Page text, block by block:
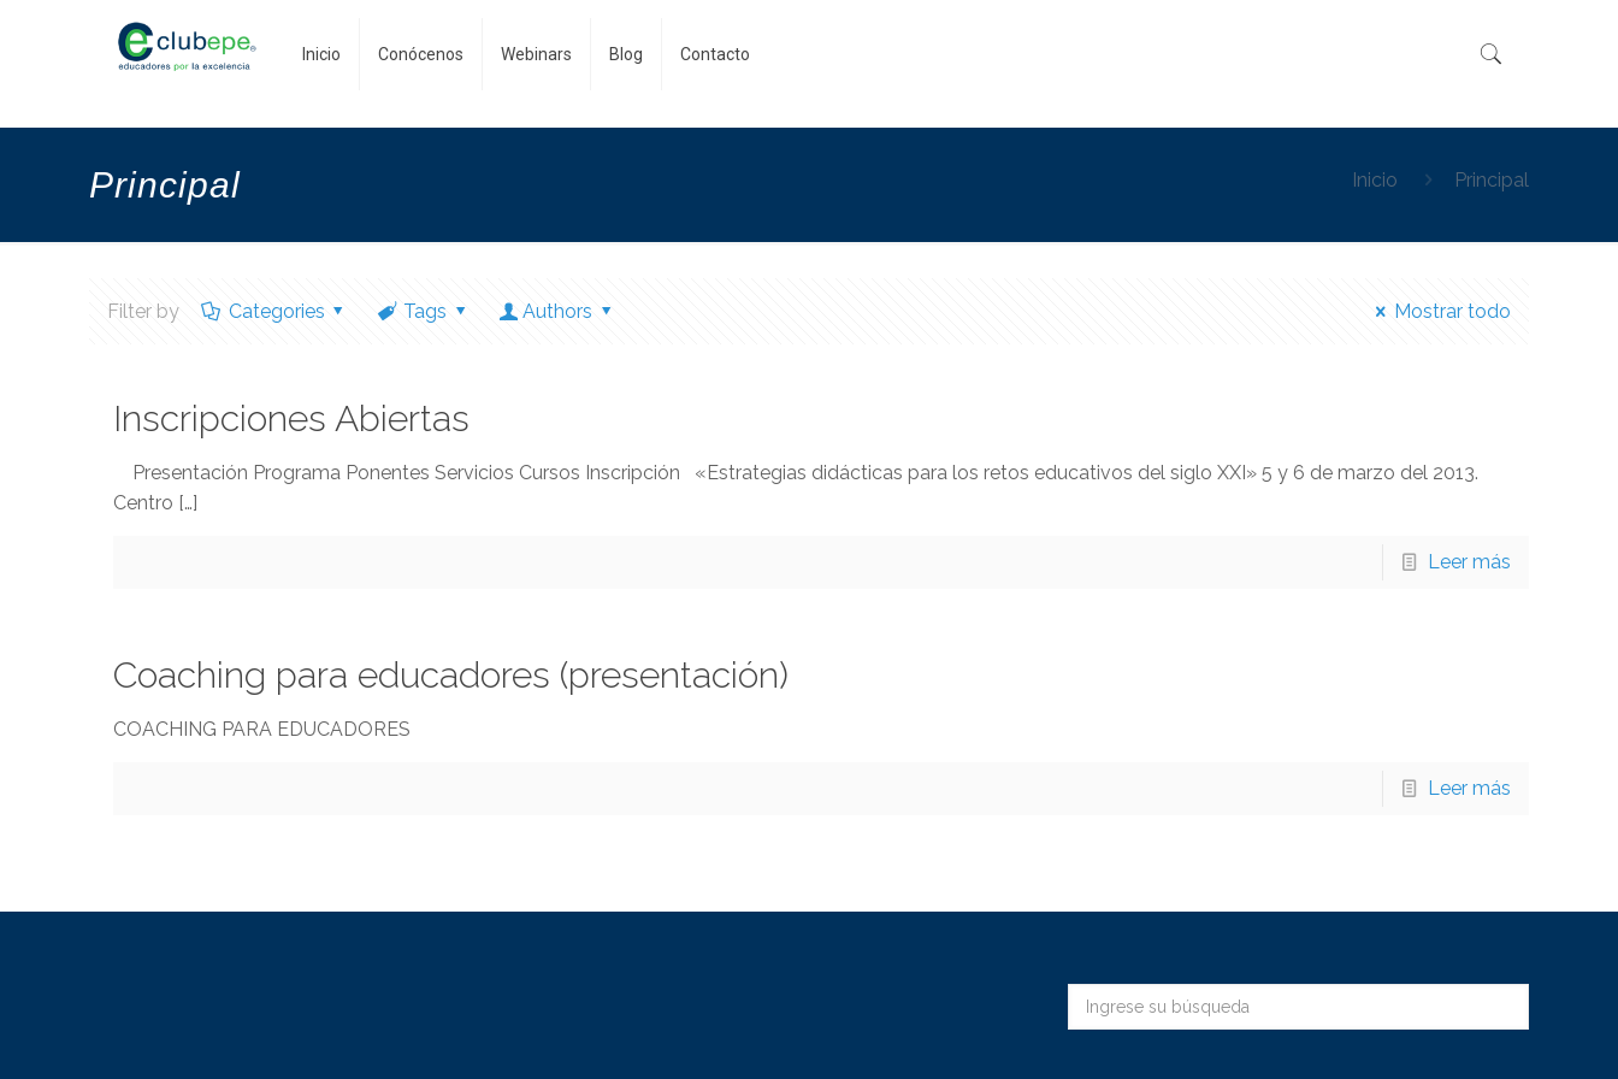
Inicio Conócenos Webinars Blog Contacto
Principal Inicio Principal
Filter by Categories Tags Authors Mostrar todo
Inscripciones Abiertas
Presentación Programa Ponentes Servicios Cursos Inscripción «Estrategias didácticas para los retos educativos del siglo XXI» 5 y 6 de marzo del 2013.
Centro […]
Leer más
Coaching para educadores (presentación)
COACHING PARA EDUCADORES
Leer más